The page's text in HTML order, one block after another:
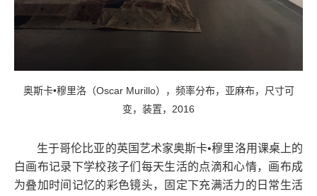
奥斯卡•穆里洛（Oscar Murillo），频率分布，亚麻布，尺寸可
变，装置， 2016
生于哥伦比亚的英国艺术家奥斯卡•穆里洛用课桌上的
白画布记录下学校孩子们每天生活的点滴和心情，画布成
为叠加时间记忆的彩色镜头，固定下充满活力的日常生活